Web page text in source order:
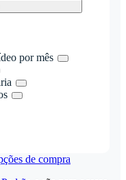
por mês
de compra